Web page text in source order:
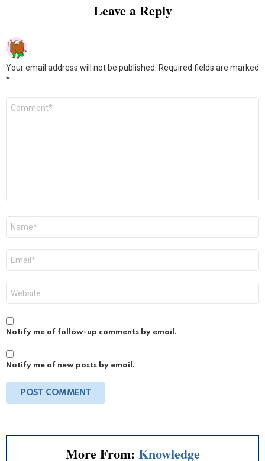
Leave a Reply
Your email address will not be published.
Required fields are marked
*
Notify me of follow-up comments by email.
Notify me of new posts by email.
More From: Knowledge